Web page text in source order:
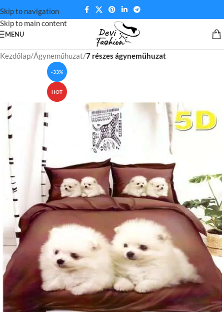
Skip to navigation
Skip to main content
MENU
Kezdőlap Ágyneműhuzat 7 részes ágyneműhuzat
-33%
HOT